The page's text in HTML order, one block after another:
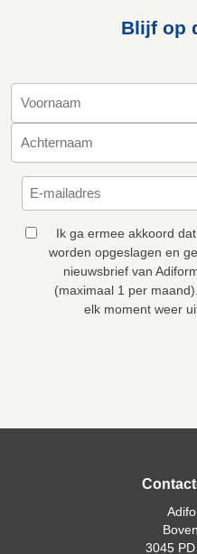
Blijf op
Ik ga ermee akkoord
worden opgeslagen en
nieuwsbrief van
(maximaal 1 per
elk moment weer
3045